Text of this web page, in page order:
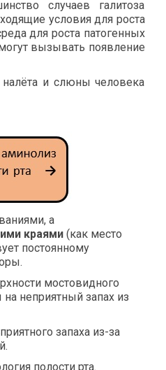
случаев галитоза
условия для роста
для роста патогенных
вызывать появление
налёта и слюны человека
а
краями (как место
постоянному
мостовидного
неприятный запах из
запаха из-за
полости рта.